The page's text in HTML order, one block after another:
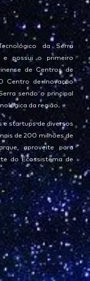
da Serra
e possui o primeiro
de Centros de
Centro de Inovação
sendo o principal
da região.
e startups de diversos
de 200 milhões de
aproveite para
do Ecossistema de